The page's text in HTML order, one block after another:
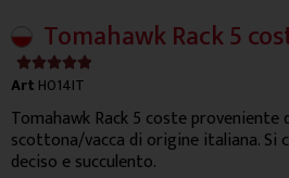
Tomahawk Rack 5

Art H014IT
Tomahawk Rack 5 coste
scottona/vacca di origine italiana. Si
deciso e succulento.